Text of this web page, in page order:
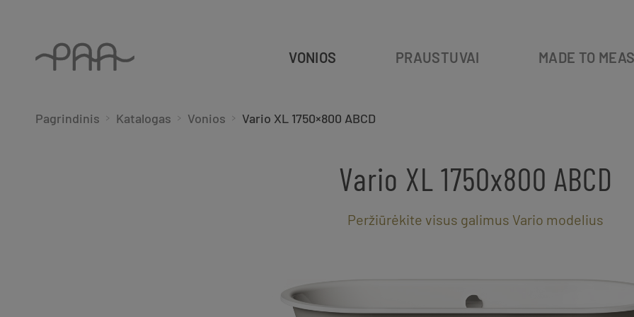
VONIOS PRAUSTUVAI MADE TO
Pagrindinis Katalogas Vonios Vario XL 1750×800 ABCD
Vario XL 1750x800 ABCD
Peržiūrėkite visus galimus Vario modelius